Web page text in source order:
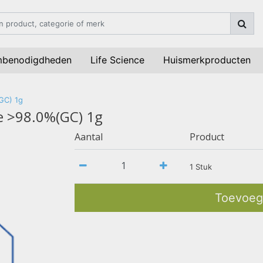
Life Science Huismerkproducten
1g
1g
Aantal Product
1 Stuk